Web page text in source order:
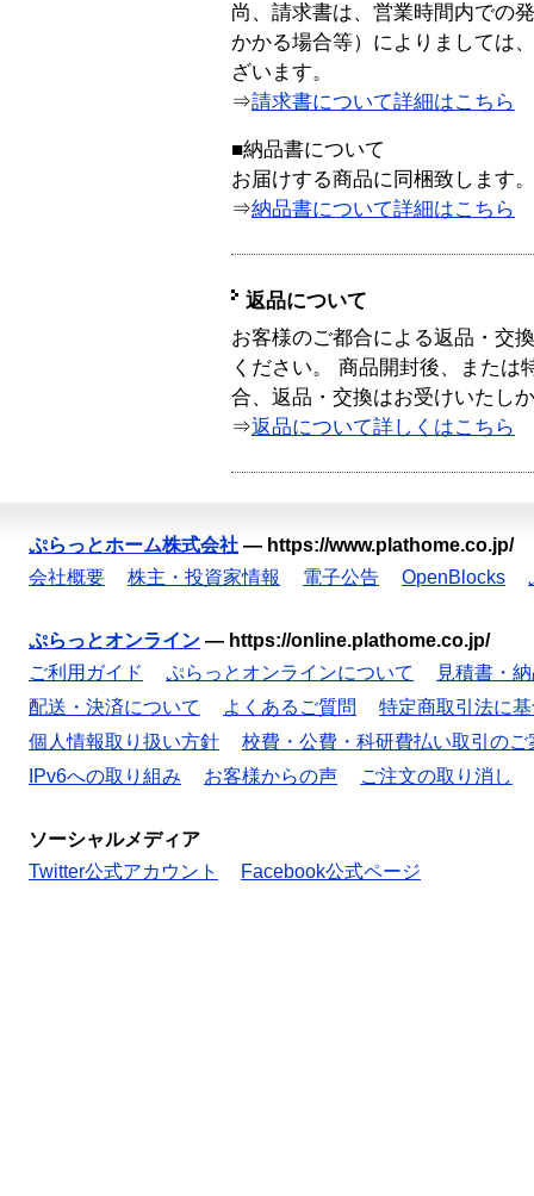
尚、請求書は、営業時間内での
かかる場合等）によりましては
ざいます。
⇒請求書について詳細はこちら
■納品書について
お届けする商品に同梱致します。
⇒納品書について詳細はこちら
返品について
お客様のご都合による返品・交
ください。 商品開封後、または
合、返品・交換はお受けいたし
⇒返品について詳しくはこちら
ぷらっとホーム株式会社 — https://www.plathome.co.jp/
会社概要
株主・投資家情報 電子公告 OpenBlocks
ぷらっとオンライン — https://online.plathome.co.jp/
ご利用ガイド
ぷらっとオンラインについて
見積書・
配送・決済について
よくあるご質問
特定商取引法に
個人情報取り扱い方針
校費・公費・科研費払い取引のご
IPv6への取り組み
お客様からの声 ご注文の取り消し
ソーシャルメディア
Twitter公式アカウント
Facebook公式ページ